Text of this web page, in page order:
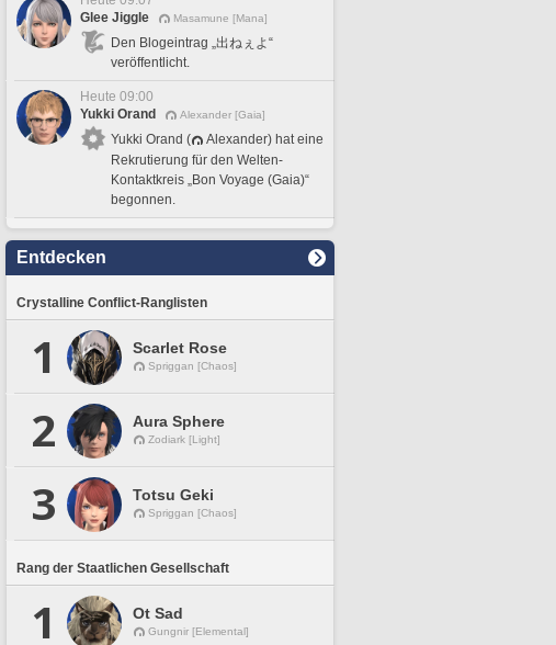
Glee Jiggle
Masamune [Mana]
Den Blogeintrag „出ねぇよ“
veröffentlicht.
Heute 09:00
Yukki Orand
Alexander [Gaia]
Yukki Orand (
Alexander) hat eine
Rekrutierung für den Welten-
Kontaktkreis „Bon Voyage (Gaia)“
begonnen.
Entdecken
Crystalline Conflict-Ranglisten
1 Scarlet Rose
Spriggan [Chaos]
2 Aura Sphere
Zodiark [Light]
3 Totsu Geki
Spriggan [Chaos]
Rang der Staatlichen Gesellschaft
1 Ot Sad
Gungnir [Elemental]